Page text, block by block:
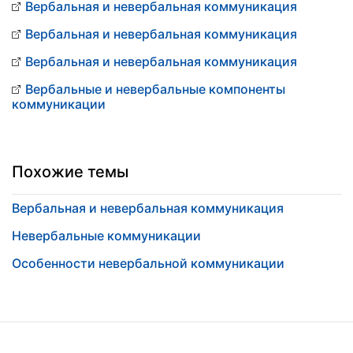
Вербальная и невербальная коммуникация
Вербальная и невербальная коммуникация
Вербальная и невербальная коммуникация
Вербальные и невербальные компоненты
коммуникации
Похожие темы
Вербальная и невербальная коммуникация
Невербальные коммуникации
Особенности невербальной коммуникации